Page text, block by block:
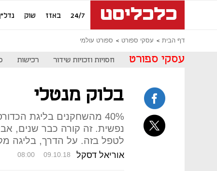
24/7 באזז שוק
דף הבית עסקי ספורט ספורט עולמי
עסקי ספורט חסויות וזכויות שידור רכישות
בלוק מנטלי
40% מהשחקנים בליגת
נפשית. זה קורה כבר שנים,
לטפל בזה. על הדרך, בליגה
אוריאל דסקל 08:00 09.10.18